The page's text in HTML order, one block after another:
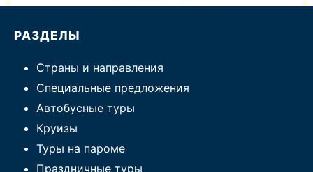
РАЗДЕЛЫ
Страны и направления
Специальные предложения
Автобусные туры
Круизы
Туры на пароме
Праздничные туры